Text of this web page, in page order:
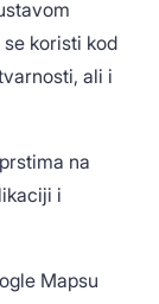
koristi kod
ali i
na
i
Mapsu